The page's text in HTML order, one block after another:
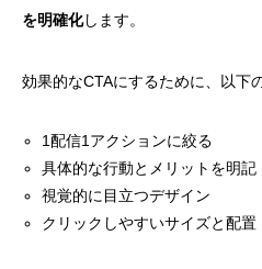
を明確化します。
効果的なCTAにするために、以下
1配信1アクションに絞る
具体的な行動とメリットを明記
視覚的に目立つデザイン
クリックしやすいサイズと配置